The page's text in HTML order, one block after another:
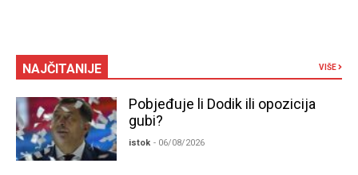
NAJČITANIJE VIŠE
Pobjeđuje li Dodik ili opozicija
gubi?
istok - 06/08/2026